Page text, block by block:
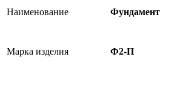
Наименование Фундамент
Марка изделия Ф2-П